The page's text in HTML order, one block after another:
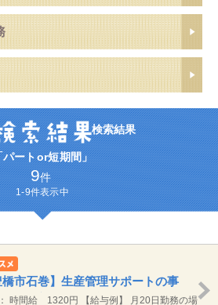
検索結果
パートor短期間」
9件
1-9件表示中
橋市石巻】生産管理サポートの事
川、新城からも通勤圏内
時間給 1320円 【給与例】 月20日勤務の場